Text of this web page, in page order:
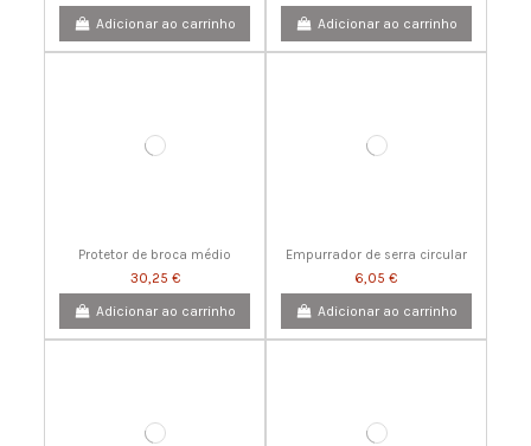
Adicionar ao carrinho
Adicionar ao carrinho
Protetor de broca médio
30,25 €
Adicionar ao carrinho
Empurrador de serra circular
6,05 €
Adicionar ao carrinho